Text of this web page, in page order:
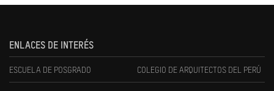
ENLACES DE INTERÉS
ESCUELA DE POSGRADO COLEGIO DE ARQUITECTOS DEL PERÚ